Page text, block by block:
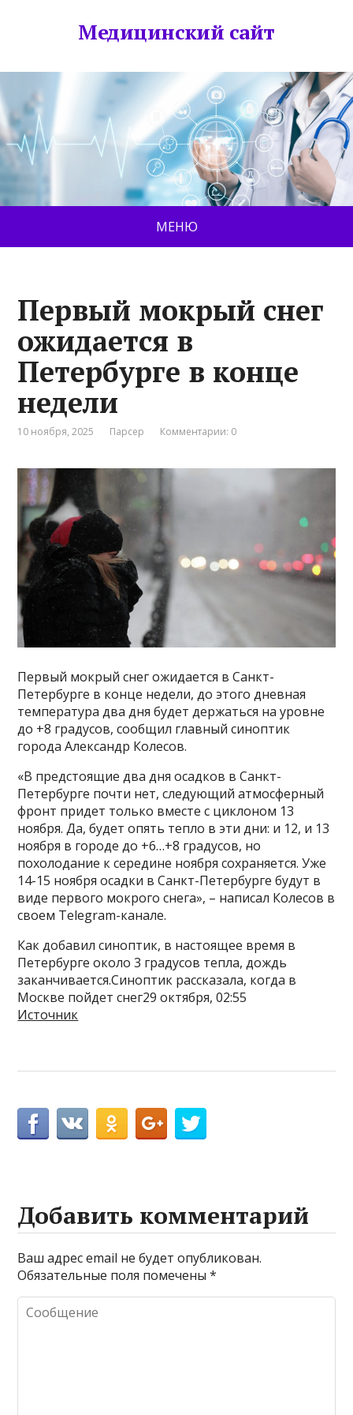
Медицинский сайт
МЕНЮ
Первый мокрый снег
ожидается в
Петербурге в конце
недели
10 ноября, 2025 Парсер Комментарии: 0
Первый мокрый снег ожидается в Санкт-
Петербурге в конце недели, до этого дневная
температура два дня будет держаться на уровне
до +8 градусов, сообщил главный синоптик
города Александр Колесов.
«В предстоящие два дня осадков в Санкт-
Петербурге почти нет, следующий атмосферный
фронт придет только вместе с циклоном 13
ноября. Да, будет опять тепло в эти дни: и 12, и 13
ноября в городе до +6…+8 градусов, но
похолодание к середине ноября сохраняется. Уже
14-15 ноября осадки в Санкт-Петербурге будут в
виде первого мокрого снега», – написал Колесов в
своем Telegram-канале.
Как добавил синоптик, в настоящее время в
Петербурге около 3 градусов тепла, дождь
заканчивается.Синоптик рассказала, когда в
Москве пойдет снег29 октября, 02:55
Источник
Добавить комментарий
Ваш адрес email не будет опубликован.
Обязательные поля помечены*